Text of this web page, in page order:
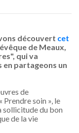
découvert cet
de Meaux,
qui va
en partageons un
de
soin », le
sollicitude du bon
de la vie